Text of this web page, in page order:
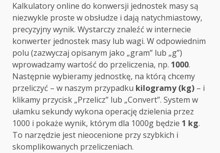
Kalkulatory online do konwersji jednostek masy są
niezwykle proste w obsłudze i dają natychmiastowy,
precyzyjny wynik. Wystarczy znaleźć w internecie
konwerter jednostek masy lub wagi. W odpowiednim
polu (zazwyczaj opisanym jako „gram” lub „g”)
wprowadzamy wartość do przeliczenia, np. 1000.
Następnie wybieramy jednostkę, na którą chcemy
przeliczyć – w naszym przypadku kilogramy (kg) – i
klikamy przycisk „Przelicz” lub „Convert”. System w
ułamku sekundy wykona operację dzielenia przez
1000 i pokaże wynik, którym dla 1000g będzie 1 kg.
To narzędzie jest nieocenione przy szybkich i
skomplikowanych przeliczeniach.